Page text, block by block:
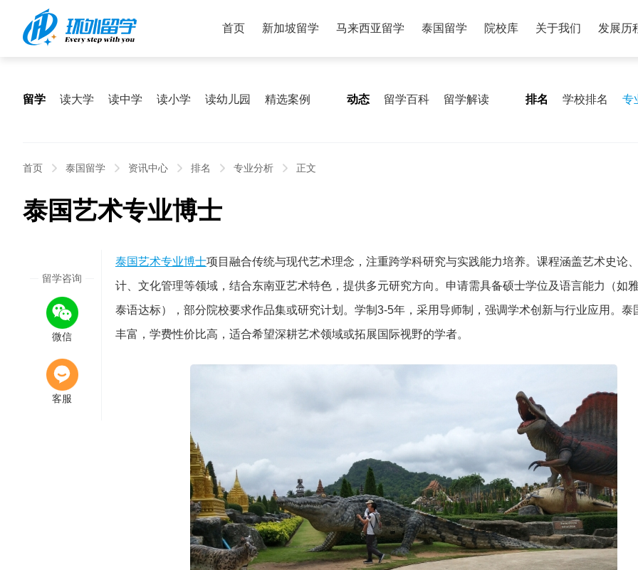
首页 新加坡留学 马来西亚留学 泰国留学 院校库 关于我们 发展历
留学 读大学 读中学 读小学 读幼儿园 精选案例 动态 留学百科 留学解读 排名 学校排名 专
首页 泰国留学 资讯中心 排名 专业分析 正文
泰国艺术专业博士
泰国艺术专业博士项目融合传统与现代艺术理念，注重跨学科研究与实践能力培养。课程涵盖艺术史论
计、文化管理等领域，结合东南亚艺术特色，提供多元研究方向。申请需具备硕士学位及语言能力（如
泰语达标），部分院校要求作品集或研究计划。学制3-5年，采用导师制，强调学术创新与行业应用。泰
丰富，学费性价比高，适合希望深耕艺术领域或拓展国际视野的学者。
05/27
11:16
泰国留学
专业分析
留学咨询
微信
客服